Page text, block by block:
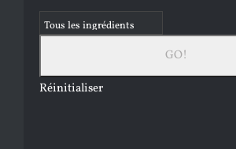
Réinitialiser